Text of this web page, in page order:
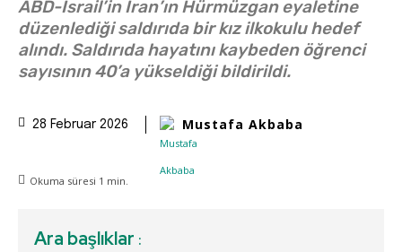
ABD-İsrail’in İran’ın Hürmüzgan eyaletine
düzenlediği saldırıda bir kız ilkokulu hedef
alındı. Saldırıda hayatını kaybeden öğrenci
sayısının 40’a yükseldiği bildirildi.
28 Februar 2026 Mustafa Akbaba
Okuma süresi 1 min.
Ara başlıklar :